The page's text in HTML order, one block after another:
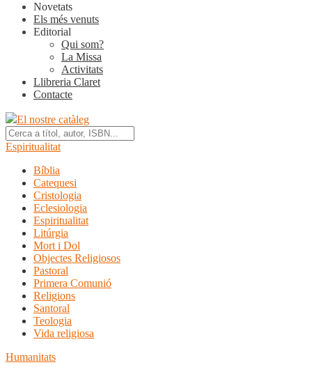
Novetats
Els més venuts
Editorial
Qui som?
La Missa
Activitats
Llibreria Claret
Contacte
El nostre catàleg
Espiritualitat
Bíblia
Catequesi
Cristologia
Eclesiologia
Espiritualitat
Litúrgia
Mort i Dol
Objectes Religiosos
Pastoral
Primera Comunió
Religions
Santoral
Teologia
Vida religiosa
Humanitats